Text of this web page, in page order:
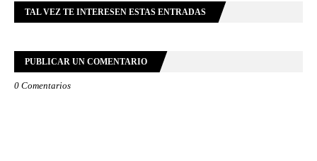
TAL VEZ TE INTERESEN ESTAS ENTRADAS
PUBLICAR UN COMENTARIO
0 Comentarios